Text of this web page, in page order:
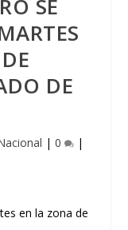
SE
DE
| 0 |